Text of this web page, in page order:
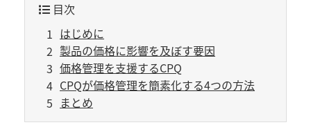
目次
はじめに
製品の価格に影響を及ぼす要因
価格管理を支援するCPQ
CPQが価格管理を簡素化する4つの方法
まとめ